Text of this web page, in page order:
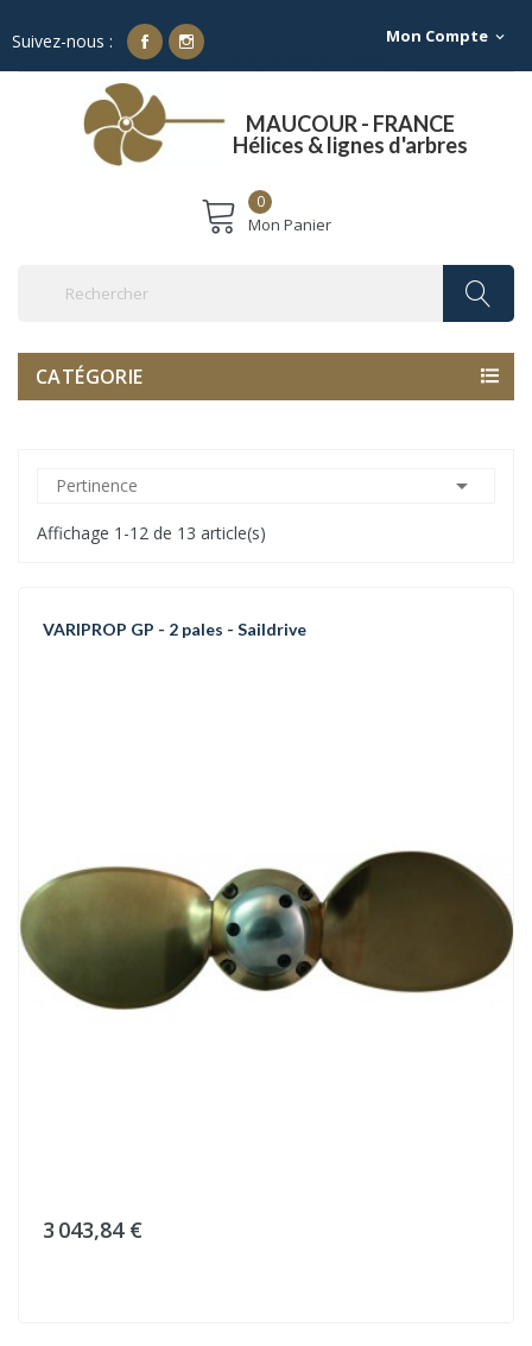
Suivez-nous : Mon Compte expand_more
Franco de port à partir de 500€ TTC
MAUCOUR - FRANCE
Hélices & lignes d'arbres
0
Mon Panier
CATÉGORIE
Pertinence 
Affichage 1-12 de 13 article(s)
VARIPROP GP - 2 pales - Saildrive
3 043,84 €